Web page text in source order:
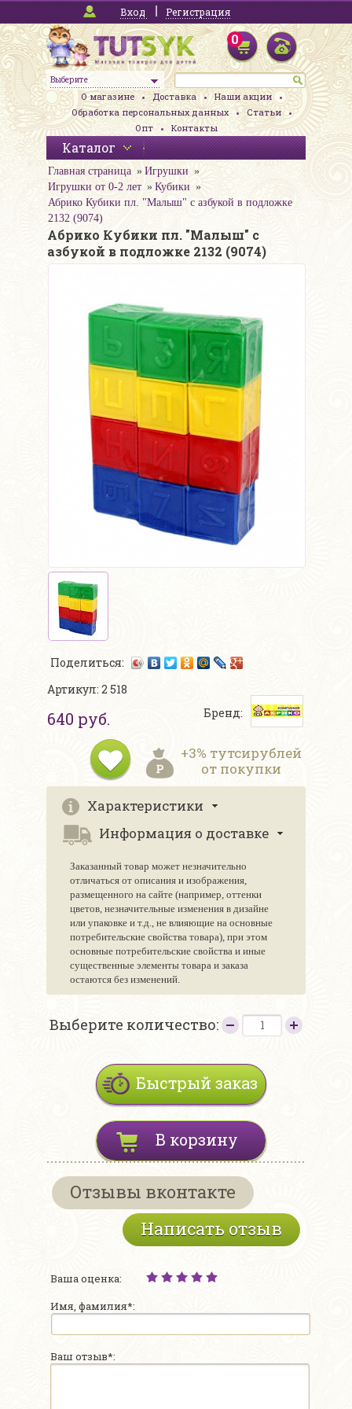
Вход Регистрация
Выберите
0
О магазине Доставка
Наши акции
Обработка персональных данных
Статьи
Опт
Контакты
Каталог
Главная страница
Игрушки
Игрушки от 0-2 лет
Кубики
Абрико Кубики пл. "Малыш" с азбукой в подложке
2132 (9074)
Абрико Кубики пл. "Малыш" с
азбукой в подложке 2132 (9074)
Поделиться:
Артикул: 2 518
640 руб. Бренд:
+3% тутсирублей
от покупки
Характеристики
Информация о доставке
Заказанный товар может незначительно
отличаться от описания и изображения,
размещенного на сайте (например, оттенки
цветов, незначительные изменения в дизайне
или упаковке и т.д., не влияющие на основные
потребительские свойства товара), при этом
основные потребительские свойства и иные
существенные элементы товара и заказа
остаются без изменений.
Выберите количество:
Быстрый заказ
В корзину
Отзывы вконтакте
Написать отзыв
Ваша оценка:
Имя, фамилия*:
Ваш отзыв*: